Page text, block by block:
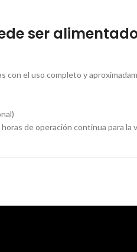
ser
el uso completo y
de operación continua para la